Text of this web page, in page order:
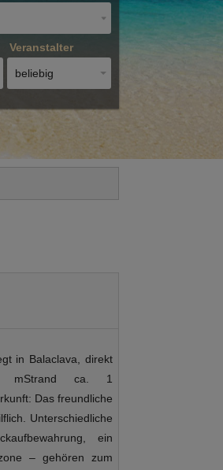
Veranstalter
beliebig
in Balaclava, direkt
mStrand ca. 1
Das freundliche
Unterschiedliche
ein
– gehören zum